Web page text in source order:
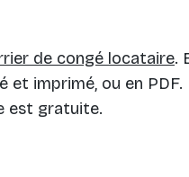
de congé locataire.
imprimé, ou en PDF.
est gratuite.